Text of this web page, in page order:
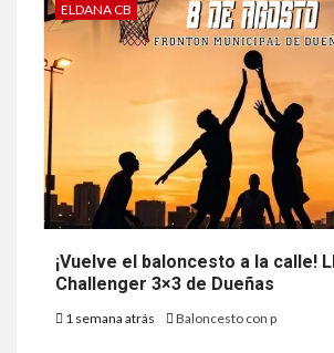
ELDANA CB
¡Vuelve el baloncesto a la calle!
Challenger 3×3 de Dueñas
1 semana atrás Baloncesto con p